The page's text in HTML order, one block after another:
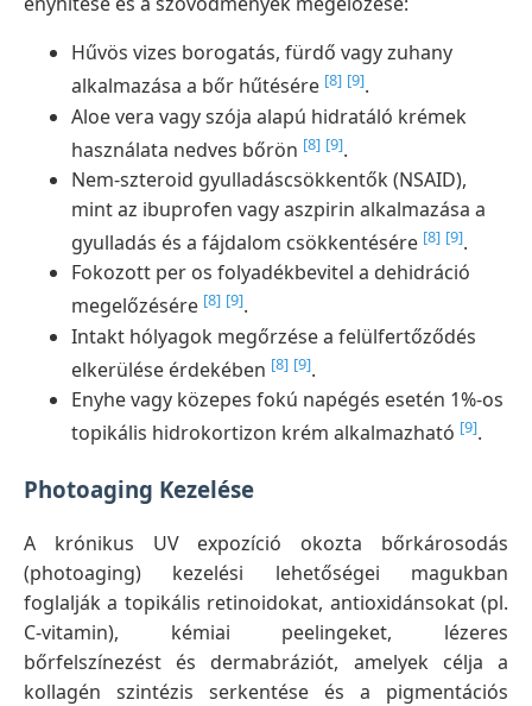
Hűvös vizes borogatás, fürdő vagy zuhany
alkalmazása a bőr hűtésére [8] [9].
Aloe vera vagy szója alapú hidratáló krémek
használata nedves bőrön [8] [9].
Nem-szteroid gyulladáscsökkentők (NSAID),
mint az ibuprofen vagy aszpirin alkalmazása a
gyulladás és a fájdalom csökkentésére [8] [9].
Fokozott per os folyadékbevitel a dehidráció
megelőzésére [8] [9].
Intakt hólyagok megőrzése a felülfertőződés
elkerülése érdekében [8] [9].
Enyhe vagy közepes fokú napégés esetén 1%-os
topikális hidrokortizon krém alkalmazható [9].
Photoaging Kezelése
A krónikus UV expozíció okozta bőrkárosodás
(photoaging) kezelési lehetőségei magukban
foglalják a topikális retinoidokat, antioxidánsokat (pl.
C-vitamin), kémiai peelingeket, lézeres
bőrfelszínezést és dermabráziót, amelyek célja a
kollagén szintézis serkentése és a pigmentációs